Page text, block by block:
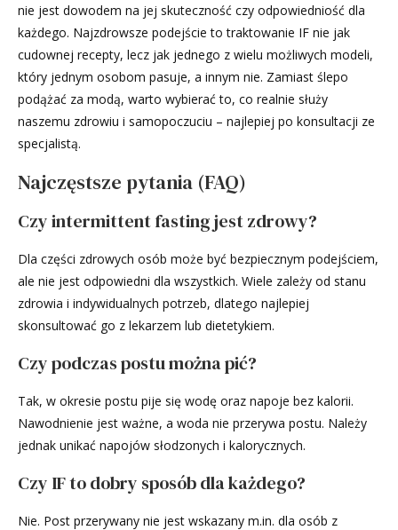
nie jest dowodem na jej skuteczność czy odpowiedniość dla
każdego. Najzdrowsze podejście to traktowanie IF nie jak
cudownej recepty, lecz jak jednego z wielu możliwych modeli,
który jednym osobom pasuje, a innym nie. Zamiast ślepo
podążać za modą, warto wybierać to, co realnie służy
naszemu zdrowiu i samopoczuciu – najlepiej po konsultacji ze
specjalistą.
Najczęstsze pytania (FAQ)
Czy intermittent fasting jest zdrowy?
Dla części zdrowych osób może być bezpiecznym podejściem,
ale nie jest odpowiedni dla wszystkich. Wiele zależy od stanu
zdrowia i indywidualnych potrzeb, dlatego najlepiej
skonsultować go z lekarzem lub dietetykiem.
Czy podczas postu można pić?
Tak, w okresie postu pije się wodę oraz napoje bez kalorii.
Nawodnienie jest ważne, a woda nie przerywa postu. Należy
jednak unikać napojów słodzonych i kalorycznych.
Czy IF to dobry sposób dla każdego?
Nie. Post przerywany nie jest wskazany m.in. dla osób z